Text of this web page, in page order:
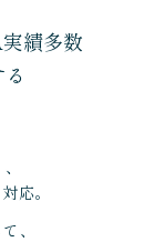
績多数
応。
、